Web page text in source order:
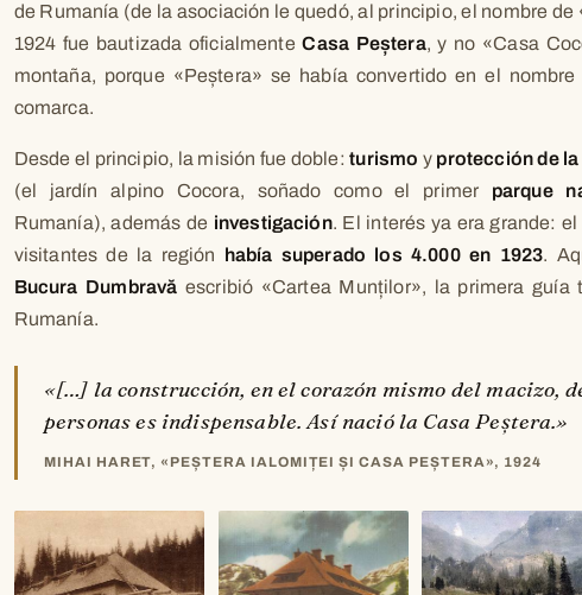
de Rumanía (de la asociación le quedó, al principio, el nombre de
1924 fue bautizada oficialmenteCasa Peștera, y no «Casa
montaña, porque «Peștera» se había convertido en el
comarca.
Desde el principio, la misión fue doble:turismo y protección de
(el jardín alpino Cocora, soñado como el primer parque
Rumanía), además de investigación. El interés ya era grande: el
visitantes de la región
había superado los 4.000 en 1923.
Bucura Dumbravă escribió «Cartea Munților», la primera guía
Rumanía.
«[…] la construcción, en el corazón mismo del macizo,
personas es indispensable. Así nació la Casa Peștera.»
MIHAI HARET, «PEȘTERA IALOMIȚEI ȘI CASA PEȘTERA», 1924